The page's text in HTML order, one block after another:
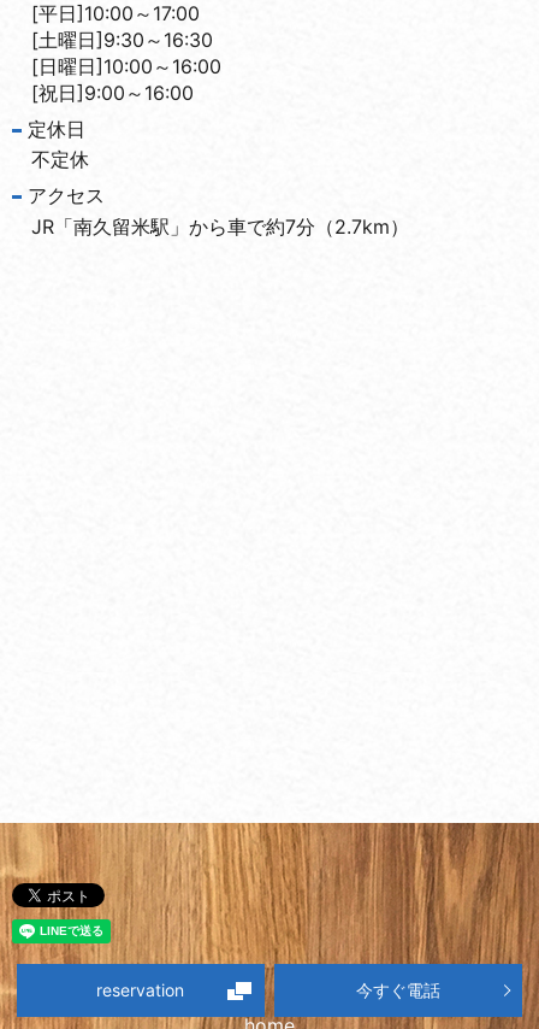
reservation 今すぐ電話
[平日]10:00～17:00
[土曜日]9:30～16:30
[日曜日]10:00～16:00
[祝日]9:00～16:00
定休日
不定休
アクセス
JR「南久留米駅」から車で約7分（2.7km）